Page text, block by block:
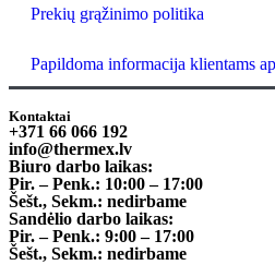
Prekių grąžinimo politika
Papildoma informacija klientams
Kontaktai
+371 66 066 192
info@thermex.lv
Biuro darbo laikas:
Pir. – Penk.: 10:00 – 17:00
Šešt., Sekm.: nedirbame
Sandėlio darbo laikas:
Pir. – Penk.: 9:00 – 17:00
Šešt., Sekm.: nedirbame